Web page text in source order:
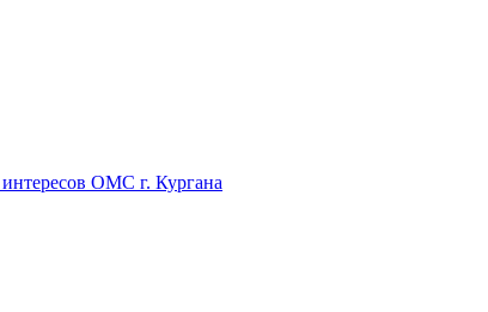
ОМС г. Кургана